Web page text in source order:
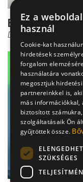
Betegség
Dr. Bókay János
Ez a
használ
Cookie-kat
hirdetések
forgalom
használatára
megosztjuk
partnereinkkel is,
más információkkal,
biztosított
szolgáltatásaik Ön
gyűjtöttek össze.
SZÜKSÉGES